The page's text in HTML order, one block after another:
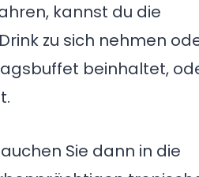
kannst du die
zu sich nehmen
beinhaltet,
Sie dann in die